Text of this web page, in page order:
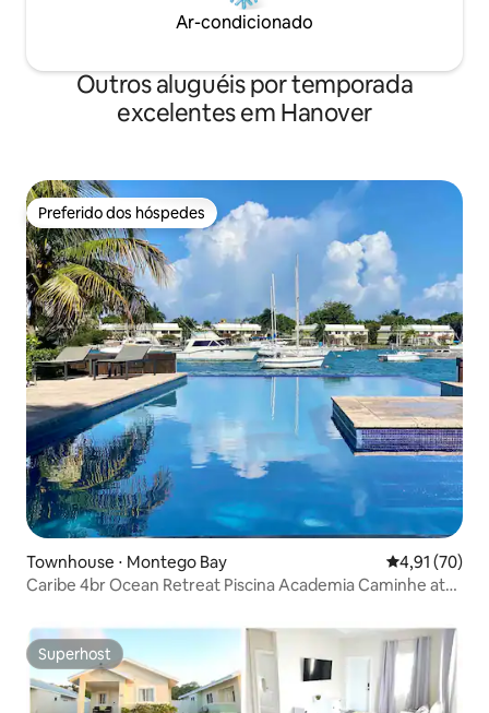
Ar-condicionado
Outros aluguéis por temporada
excelentes em Hanover
Preferido dos hóspedes
Preferido dos hóspedes
Townhouse ⋅ Montego Bay 4,91 de uma
4,91 (70)
Caribe 4br Ocean Retreat Piscina Academia Caminhe até
Superhost
Superhost